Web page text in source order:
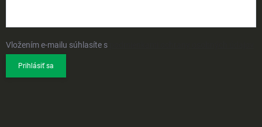
Vložením e-mailu súhlasíte s
Prihlásiť sa